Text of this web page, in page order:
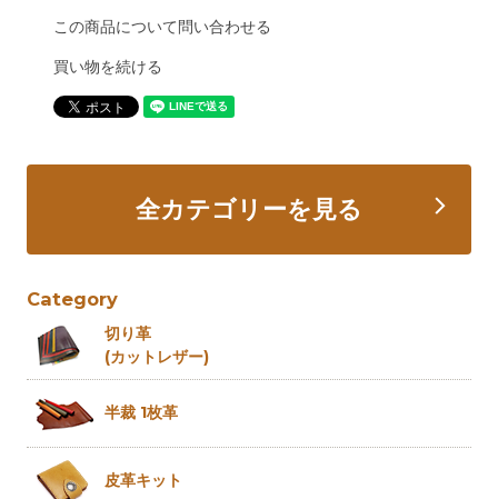
この商品について問い合わせる
買い物を続ける
全カテゴリーを見る
Category
切り革
(カットレザー)
半裁 1枚革
皮革キット